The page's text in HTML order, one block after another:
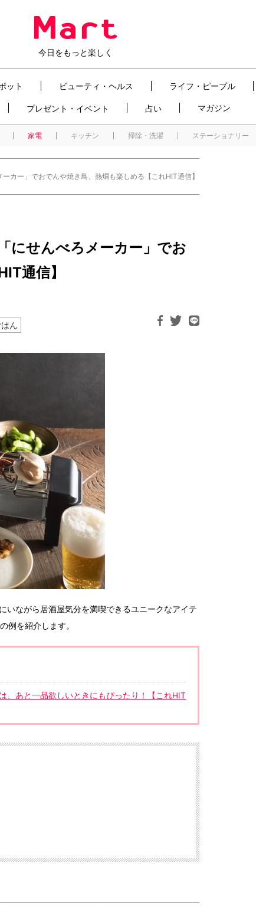
今日をもっと楽しく
ット ビューティ・ヘルス ライフ・ピープル
プレゼント・イベント 占い マガジン
家電 キッチン 掃除・洗濯 ステーショナリー
カー」でおでんや焼き鳥、熱燗も楽しめる【これHIT通信】
にせんべろメーカー」でお
通信】
ん
いながら居酒屋気分を満喫できるユニークなアイテ
例を紹介します。
、あと一品欲しいときにもぴったり！【これHIT